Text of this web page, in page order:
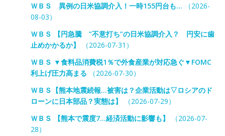
ＷＢＳ 異例の日米協調介入！一時155円台も… （2026-
08-03）
ＷＢＳ 【円急騰 ”不意打ち”の日米協調介入？ 円安に歯
止めかかるか】
（2026-07-31）
ＷＢＳ ▼食料品消費税1％で外食産業が対応急ぐ▼FOMC
利上げ圧力高まる （2026-07-30）
ＷＢＳ【熊本地震続報…被害は？企業活動は▽ロシアのド
ローンに日本部品？実態は】
（2026-07-29）
ＷＢＳ 【熊本で震度7…経済活動に影響も】
（2026-07-
28）